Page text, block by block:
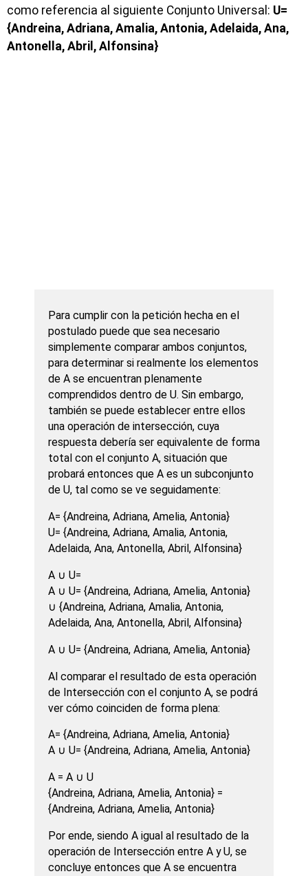
como referencia al siguiente Conjunto Universal: U=
{Andreina, Adriana, Amalia, Antonia, Adelaida, Ana,
Antonella, Abril, Alfonsina}
Para cumplir con la petición hecha en el
postulado puede que sea necesario
simplemente comparar ambos conjuntos,
para determinar si realmente los elementos
de A se encuentran plenamente
comprendidos dentro de U. Sin embargo,
también se puede establecer entre ellos
una operación de intersección, cuya
respuesta debería ser equivalente de forma
total con el conjunto A, situación que
probará entonces que A es un subconjunto
de U, tal como se ve seguidamente:
A= {Andreina, Adriana, Amelia, Antonia}
U= {Andreina, Adriana, Amalia, Antonia,
Adelaida, Ana, Antonella, Abril, Alfonsina}
A ∪ U=
A ∪ U= {Andreina, Adriana, Amelia, Antonia}
∪ {Andreina, Adriana, Amalia, Antonia,
Adelaida, Ana, Antonella, Abril, Alfonsina}
A ∪ U= {Andreina, Adriana, Amelia, Antonia}
Al comparar el resultado de esta operación
de Intersección con el conjunto A, se podrá
ver cómo coinciden de forma plena:
A= {Andreina, Adriana, Amelia, Antonia}
A ∪ U= {Andreina, Adriana, Amelia, Antonia}
A = A ∪ U
{Andreina, Adriana, Amelia, Antonia} =
{Andreina, Adriana, Amelia, Antonia}
Por ende, siendo A igual al resultado de la
operación de Intersección entre A y U, se
concluye entonces que A se encuentra